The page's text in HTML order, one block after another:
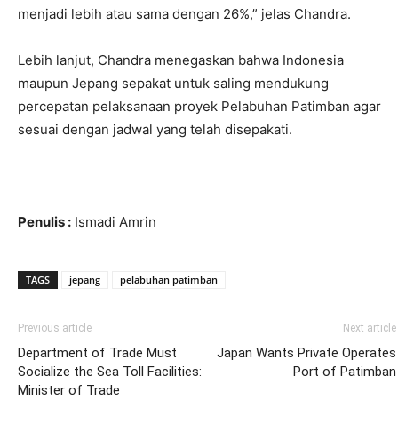
menjadi lebih atau sama dengan 26%,” jelas Chandra.
Lebih lanjut, Chandra menegaskan bahwa Indonesia
maupun Jepang sepakat untuk saling mendukung
percepatan pelaksanaan proyek Pelabuhan Patimban agar
sesuai dengan jadwal yang telah disepakati.
Penulis : Ismadi Amrin
TAGS jepang pelabuhan patimban
Previous article
Department of Trade Must
Socialize the Sea Toll Facilities:
Minister of Trade
Next article
Japan Wants Private Operates
Port of Patimban